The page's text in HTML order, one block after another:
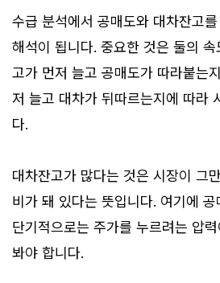
수급 분석에서 공매도와 대차잔고
해석이 됩니다. 중요한 것은 둘의
고가 먼저 늘고 공매도가 따라붙는
저 늘고 대차가 뒤따르는지에 따라
다.
대차잔고가 많다는 것은 시장이 그
비가 돼 있다는 뜻입니다. 여기에 공
단기적으로는 주가를 누르려는 압
봐야 합니다.